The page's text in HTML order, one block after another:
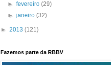
►fevereiro(29)
►janeiro(32)
► 2013 (121)
Fazemos parte da RBBV